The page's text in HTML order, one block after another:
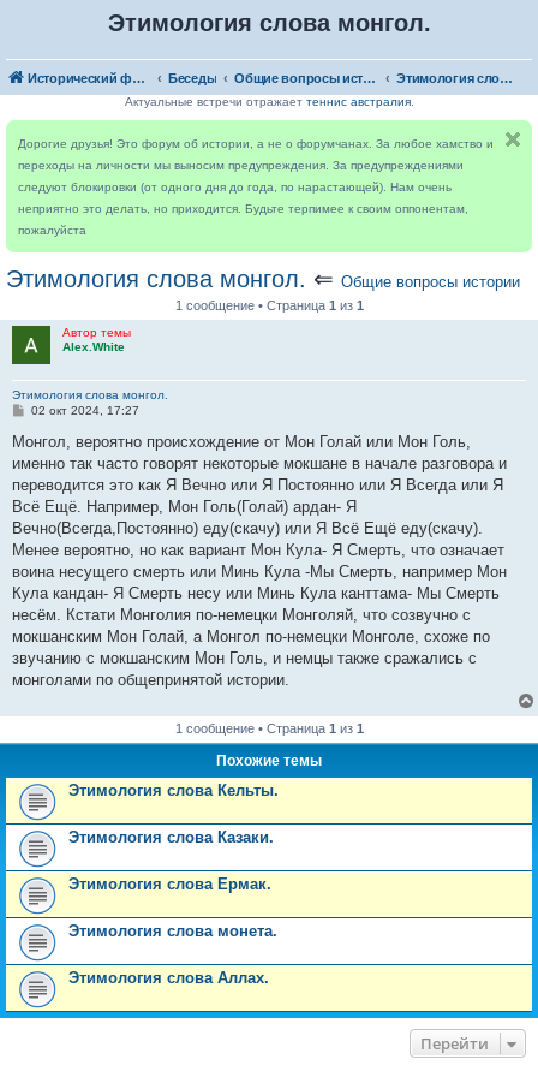
Этимология слова монгол.
Исторический форум Беседы Общие вопросы истории Этимология слова монгол.
Актуальные встречи отражает теннис австралия.
Дорогие друзья! Это форум об истории, а не о форумчанах. За любое хамство и
переходы на личности мы выносим предупреждения. За предупреждениями
следуют блокировки (от одного дня до года, по нарастающей). Нам очень
неприятно это делать, но приходится. Будьте терпимее к своим оппонентам,
пожалуйста
Этимология слова монгол. ⇐ Общие вопросы истории
1 сообщение • Страница 1 из 1
Автор темы
Alex.White
Этимология слова монгол.
С
о
щ
е
н
и
е
02 окт 2024, 17:27
Монгол, вероятно происхождение от Мон Голай или Мон Голь,
именно так часто говорят некоторые мокшане в начале разговора и
переводится это как Я Вечно или Я Постоянно или Я Всегда или Я
Всё Ещё. Например, Мон Голь(Голай) ардан- Я
Вечно(Всегда,Постоянно) еду(скачу) или Я Всё Ещё еду(скачу).
Менее вероятно, но как вариант Мон Кула- Я Смерть, что означает
воина несущего смерть или Минь Кула -Мы Смерть, например Мон
Кула кандан- Я Смерть несу или Минь Кула канттама- Мы Смерть
несём. Кстати Монголия по-немецки Mонголяй, что созвучно с
мокшанским Мон Голай, а Монгол по-немецки Монголе, схоже по
звучанию с мокшанским Мон Голь, и немцы также сражались с
монголами по общепринятой истории.
1 сообщение • Страница 1 из 1
Похожие темы
Этимология слова Кельты.
Этимология слова Казаки.
Этимология слова Ермак.
Этимология слова монета.
Этимология слова Аллах.
Перейти